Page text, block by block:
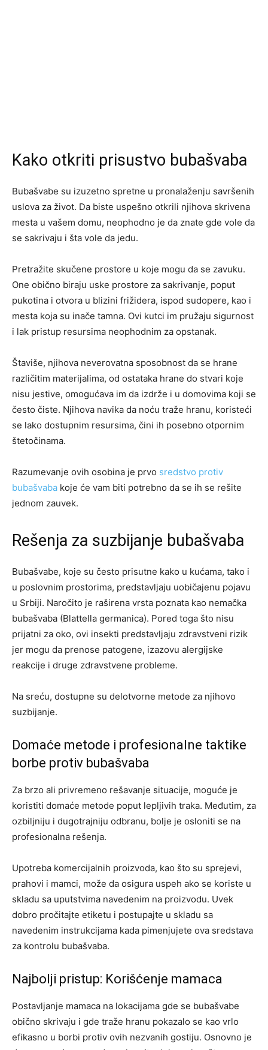
Kako otkriti prisustvo bubašvaba
Bubašvabe su izuzetno spretne u pronalaženju savršenih
uslova za život. Da biste uspešno otkrili njihova skrivena
mesta u vašem domu, neophodno je da znate gde vole da
se sakrivaju i šta vole da jedu.
Pretražite skučene prostore u koje mogu da se zavuku.
One obično biraju uske prostore za sakrivanje, poput
pukotina i otvora u blizini frižidera, ispod sudopere, kao i
mesta koja su inače tamna. Ovi kutci im pružaju sigurnost
i lak pristup resursima neophodnim za opstanak.
Štaviše, njihova neverovatna sposobnost da se hrane
različitim materijalima, od ostataka hrane do stvari koje
nisu jestive, omogućava im da izdrže i u domovima koji se
često čiste. Njihova navika da noću traže hranu, koristeći
se lako dostupnim resursima, čini ih posebno otpornim
štetočinama.
Razumevanje ovih osobina je prvo sredstvo protiv
bubašvaba koje će vam biti potrebno da se ih se rešite
jednom zauvek.
Rešenja za suzbijanje bubašvaba
Bubašvabe, koje su često prisutne kako u kućama, tako i
u poslovnim prostorima, predstavljaju uobičajenu pojavu
u Srbiji. Naročito je raširena vrsta poznata kao nemačka
bubašvaba (Blattella germanica). Pored toga što nisu
prijatni za oko, ovi insekti predstavljaju zdravstveni rizik
jer mogu da prenose patogene, izazovu alergijske
reakcije i druge zdravstvene probleme.
Na sreću, dostupne su delotvorne metode za njihovo
suzbijanje.
Domaće metode i profesionalne taktike
borbe protiv bubašvaba
Za brzo ali privremeno rešavanje situacije, moguće je
koristiti domaće metode poput lepljivih traka. Međutim, za
ozbiljniju i dugotrajniju odbranu, bolje je osloniti se na
profesionalna rešenja.
Upotreba komercijalnih proizvoda, kao što su sprejevi,
prahovi i mamci, može da osigura uspeh ako se koriste u
skladu sa uputstvima navedenim na proizvodu. Uvek
dobro pročitajte etiketu i postupajte u skladu sa
navedenim instrukcijama kada pimenjujete ova sredstava
za kontrolu bubašvaba.
Najbolji pristup: Korišćenje mamaca
Postavljanje mamaca na lokacijama gde se bubašvabe
obično skrivaju i gde traže hranu pokazalo se kao vrlo
efikasno u borbi protiv ovih nezvanih gostiju. Osnovno je